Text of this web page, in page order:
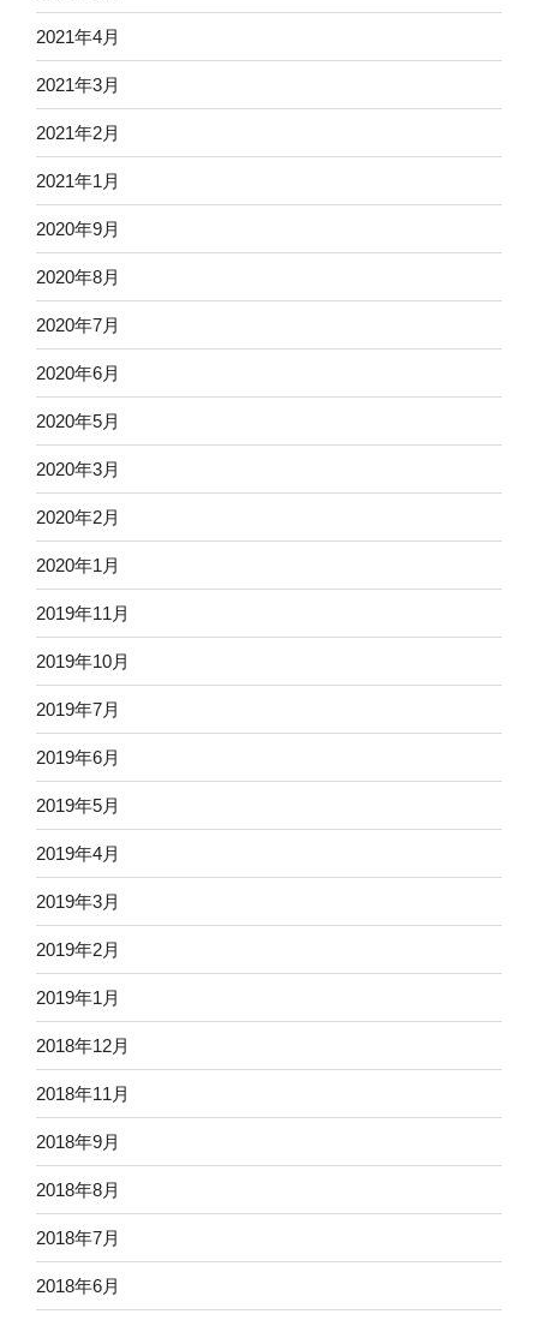
2021年4月
2021年3月
2021年2月
2021年1月
2020年9月
2020年8月
2020年7月
2020年6月
2020年5月
2020年3月
2020年2月
2020年1月
2019年11月
2019年10月
2019年7月
2019年6月
2019年5月
2019年4月
2019年3月
2019年2月
2019年1月
2018年12月
2018年11月
2018年9月
2018年8月
2018年7月
2018年6月